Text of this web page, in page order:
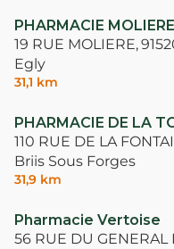
PHARMACIE
19 RUE MOLIERE,
Egly
31,1 km
PHARMACIE DE LA
110 RUE DE LA
Briis Sous Forges
31,9 km
Pharmacie Vertoise
56 RUE DU GENERAL